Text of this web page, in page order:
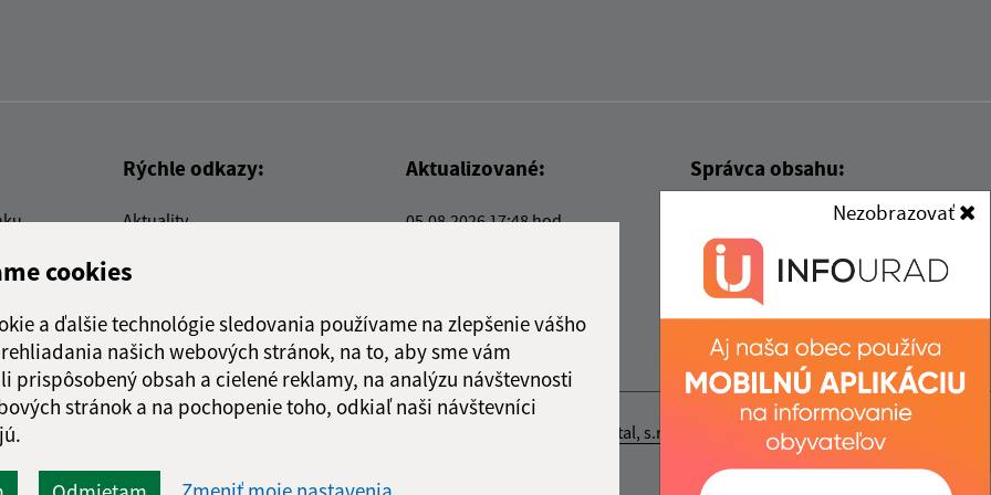
cookies
a ďalšie technológie sledovania používame na zlepšenie vášho
našich webových stránok, na to, aby sme vám
prispôsobený obsah a cielené reklamy, na analýzu návštevnosti
stránok a na pochopenie toho, odkiaľ naši návštevníci
Nezobrazovať
Rýchle odkazy:
Aktuality
E-služby
Triedenie odpadu
Aktualizované:
05.08.2026 17:48 hod.
Správca obsahu:
Správca obsahu je Obec Kysak.
Vytvorené v súlade s
dizajn manuálom elektronických
služieb.
spoločnosť webex.digital, s.r.o.
Technický prevádzkovateľ: